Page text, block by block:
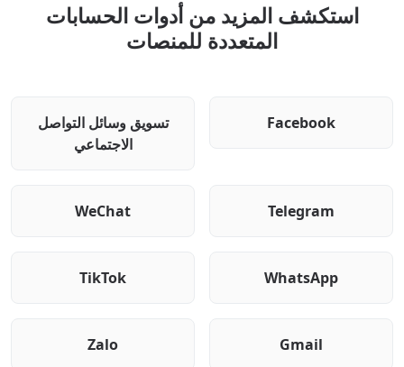
استكشف المزيد من أدوات الحسابات
المتعددة للمنصات
تسويق وسائل التواصل
الاجتماعي
Facebook
WeChat Telegram
TikTok WhatsApp
Zalo Gmail